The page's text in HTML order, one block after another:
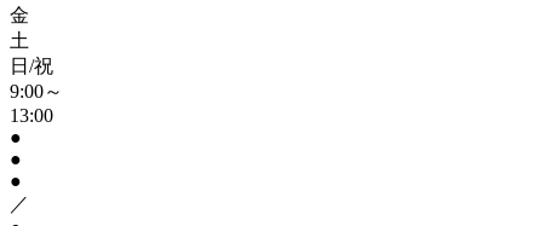
金
土
日/祝
9:00～
13:00
●
●
●
／